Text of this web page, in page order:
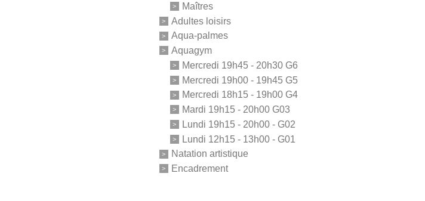
Maîtres
Adultes loisirs
Aqua-palmes
Aquagym
Mercredi 19h45 - 20h30 G6
Mercredi 19h00 - 19h45 G5
Mercredi 18h15 - 19h00 G4
Mardi 19h15 - 20h00 G03
Lundi 19h15 - 20h00 - G02
Lundi 12h15 - 13h00 - G01
Natation artistique
Encadrement